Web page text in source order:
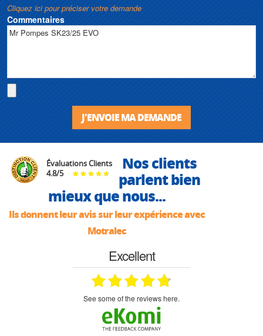
Cliquez ici pour préciser votre demande
Commentaires
J'ENVOIE MA DEMANDE
Évaluations Clients
4.8/5
Nos clients
parlent bien
mieux que nous...
Ils donnent leur avis sur leur expérience avec
Motralec
Excellent
see some of the reviews here.